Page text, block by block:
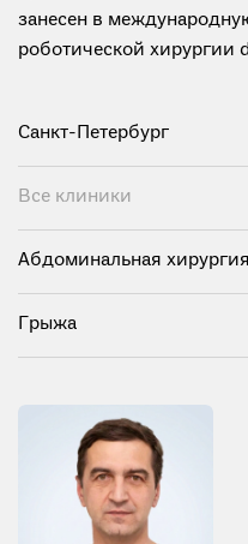
занесен в
роботической хирургии
Санкт-Петербург
Все клиники
Абдоминальная хирургия
Грыжа